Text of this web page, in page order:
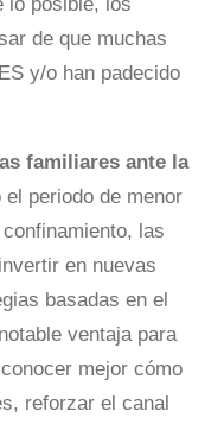
de que muchas
y/o han padecido
familiares ante la
el periodo de menor
las
en nuevas
basadas en el
ventaja para
mejor cómo
reforzar el canal